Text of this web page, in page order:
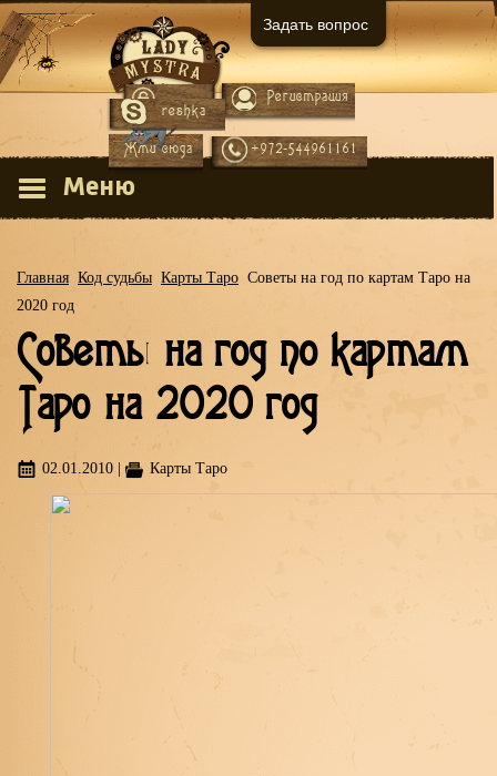
Вход Регистрация
Жми сюда +972-544961161
reshka
Меню
Главная Код судьбы Карты Таро Советы на год по картам Таро на
2020 год
Советы на год по картам
Таро на 2020 год
02.01.2010 Карты Таро
Задать вопрос